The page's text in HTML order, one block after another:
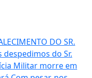
DO SR.
despedimos do Sr.
Militar morre em